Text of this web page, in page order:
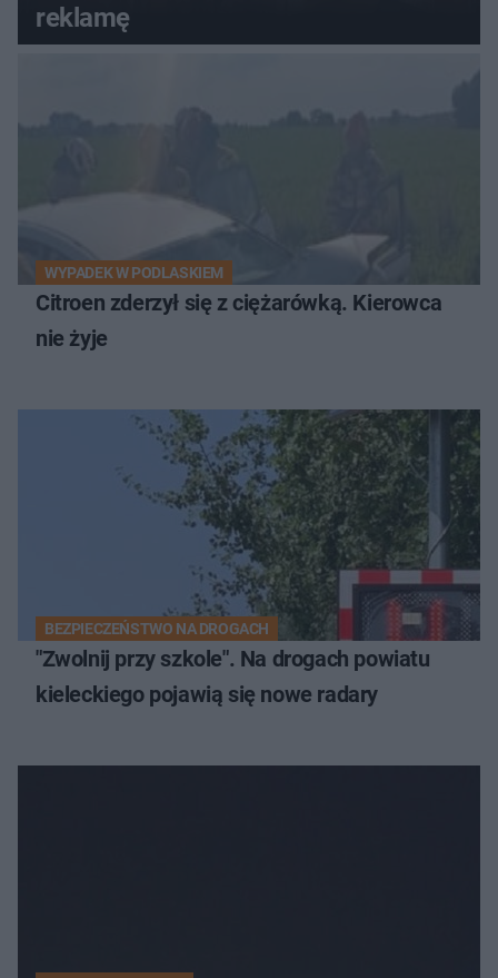
reklamę
WYPADEK W PODLASKIEM
Citroen zderzył się z ciężarówką. Kierowca
nie żyje
BEZPIECZEŃSTWO NA DROGACH
"Zwolnij przy szkole". Na drogach powiatu
kieleckiego pojawią się nowe radary